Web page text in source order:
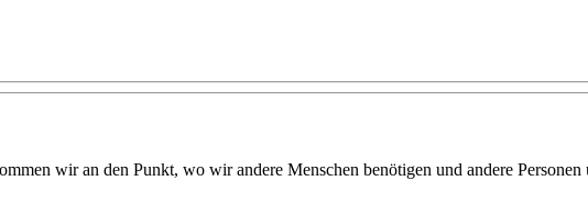
wir an den Punkt, wo wir andere Menschen benötigen und andere